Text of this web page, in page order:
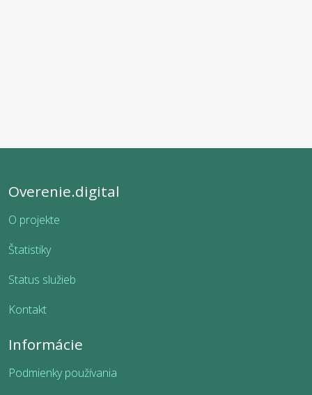
Overenie.digital
O projekte
Štatistiky
Status služieb
Kontakt
Informácie
Podmienky používania